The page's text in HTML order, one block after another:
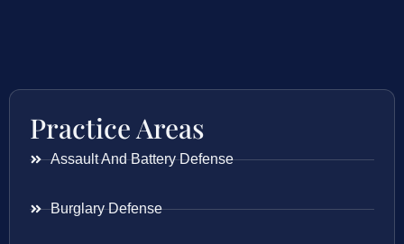
Practice Areas
Assault And Battery Defense
Burglary Defense